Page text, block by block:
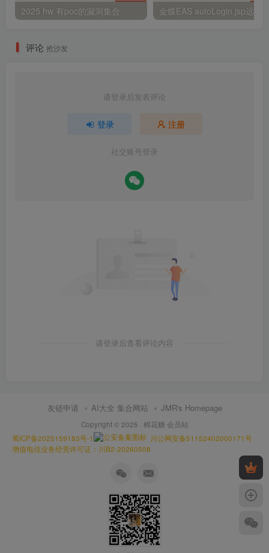
2025 hw 有poc的漏洞集合
评论 抢沙发
请登录后发表评论
登录 注册
社交账号登录
请登录后查看评论内容
友链申请 AI大全 集合网站 JMR's Homepage
Copyright © 2025 · 棉花糖 会员站
蜀ICP备2025159183号-1
川公网安备51152402000171号
增值电信业务经营许可证：川B2-20260508